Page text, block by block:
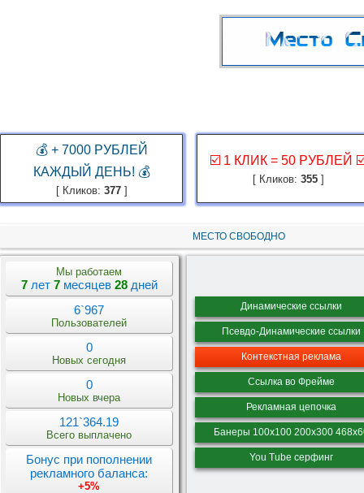
💰 + 7000 РУБЛЕЙ
КАЖДЫЙ ДЕНЬ! 💰
[ Кликов: 377]
☑️ 1 КЛИК = 50 РУБЛЕЙ
[ Кликов: 355]
МЕСТО СВОБОДНО
Мы работаем
7лет 7месяцев 28дней
6`967
Пользователей
0
Новых сегодня
0
Новых вчера
121`364.19
Всего выплачено
Бонус при пополнении
рекламного баланса:
+5%
Динамические ссылки
Псевдо-Динамические ссылки
Контекстная реклама
Ссылка во Фрейме
Рекламная цепочка
Банеры 100х100 200х300
You Tube серфинг